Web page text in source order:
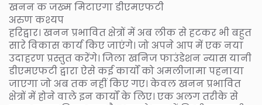
खनन क जख्म मिटाएगा डीएमएफटी
अरुण कश्यप
हरिद्वार। खनन प्रभावित क्षेत्रों में अब लीक से हटकर भी बहुत
सारे विकास कार्य किए जाएंगे। जो अपने आप में एक नया
उदाहरण प्रस्तुत करेंगे। जिला खनिज फाउंडेशन न्यास यानी
डीएमएफटी द्वारा ऐसे कई कार्यों को अमलीजामा पहनाया
जाएगा जो अब तक नहीं किए गए। केवल खनन प्रभावित
क्षेत्रों में होने वाले इन कार्यों के लिए। एक अलग तरीके से